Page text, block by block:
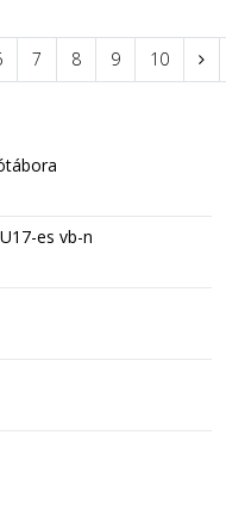
7 8 9 10
es vb-n